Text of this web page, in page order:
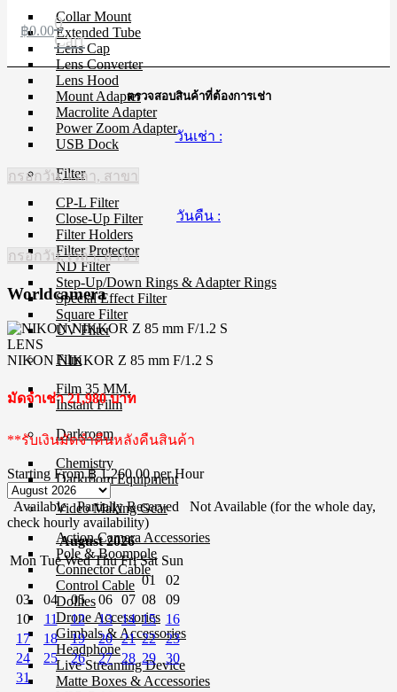
Collar Mount
Extended Tube
Lens Cap
Lens Converter
Lens Hood
Mount Adapter
Macrolite Adapter
Power Zoom Adapter
USB Dock
Filter
CP-L Filter
Close-Up Filter
Filter Holders
Filter Protector
ND Filter
Step-Up/Down Rings & Adapter Rings
Special Effect Filter
Square Filter
UV Filter
Film
Film 35 MM.
Instant Film
Darkroom
Chemistry
Darkroom Equipment
Video Making Gear
Action Camera Accessories
Pole & Boompole
Connector Cable
Control Cable
Dollies
Drone Accessories
Gimbals & Accessories
Headphone
Live Streaming Device
Matte Boxes & Accessories
฿0.000
Cart
ตรวจสอบสินค้าที่ต้องการเช่า
วันเช่า :
กรอกวัน, เวลา, สาขา
วันคืน :
กรอกวัน, เวลา, สาขา
Worldcamera
LENS
NIKON NIKKOR Z 85 mm F/1.2 S
มัดจำเช่า 21,980 บาท
**รับเงินมัดจำคืนหลังคืนสินค้า
Starting From ฿ 1,260.00 per Hour
Available Partially Reserved
Not Available (for the whole day,
check hourly availability)
August 2026
Mon Tue Wed Thu Fri Sat Sun
01
02
03
04 05 06 07 08
09
10
11 12 13 14 15
16
17
18 19 20 21 22
23
24
25 26 27 28 29
30
31